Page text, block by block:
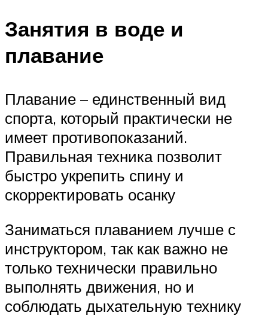
Занятия в воде и
плавание
Плавание – единственный вид
спорта, который практически не
имеет противопоказаний.
Правильная техника позволит
быстро укрепить спину и
скорректировать осанку
Заниматься плаванием лучше с
инструктором, так как важно не
только технически правильно
выполнять движения, но и
соблюдать дыхательную технику